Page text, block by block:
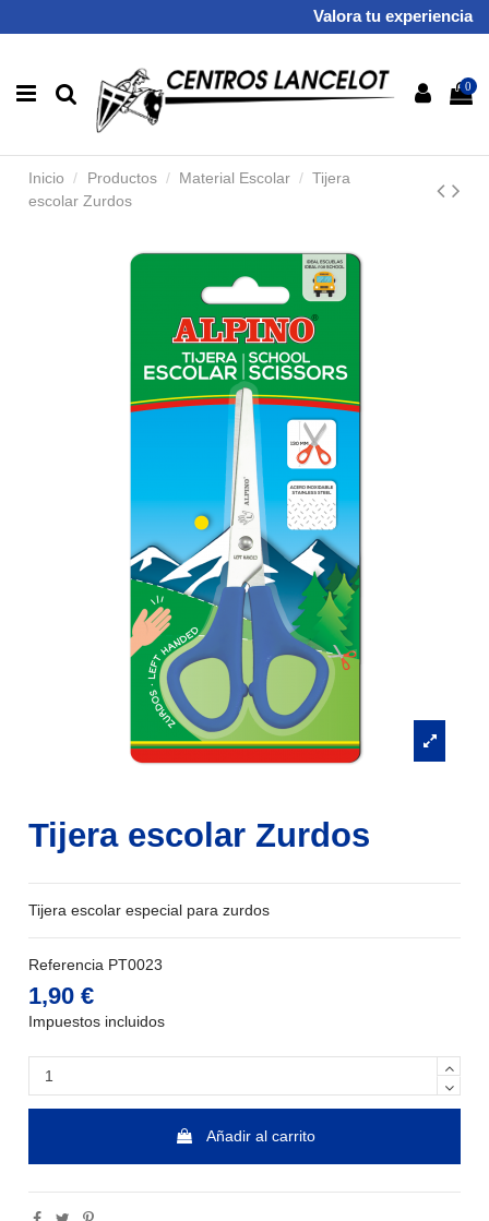
Valora tu experiencia
0
Inicio Productos Material Escolar
Tijera
escolar Zurdos
Tijera escolar Zurdos
Tijera escolar especial para zurdos
Referencia PT0023
1,90 €
Impuestos incluidos
Añadir al carrito